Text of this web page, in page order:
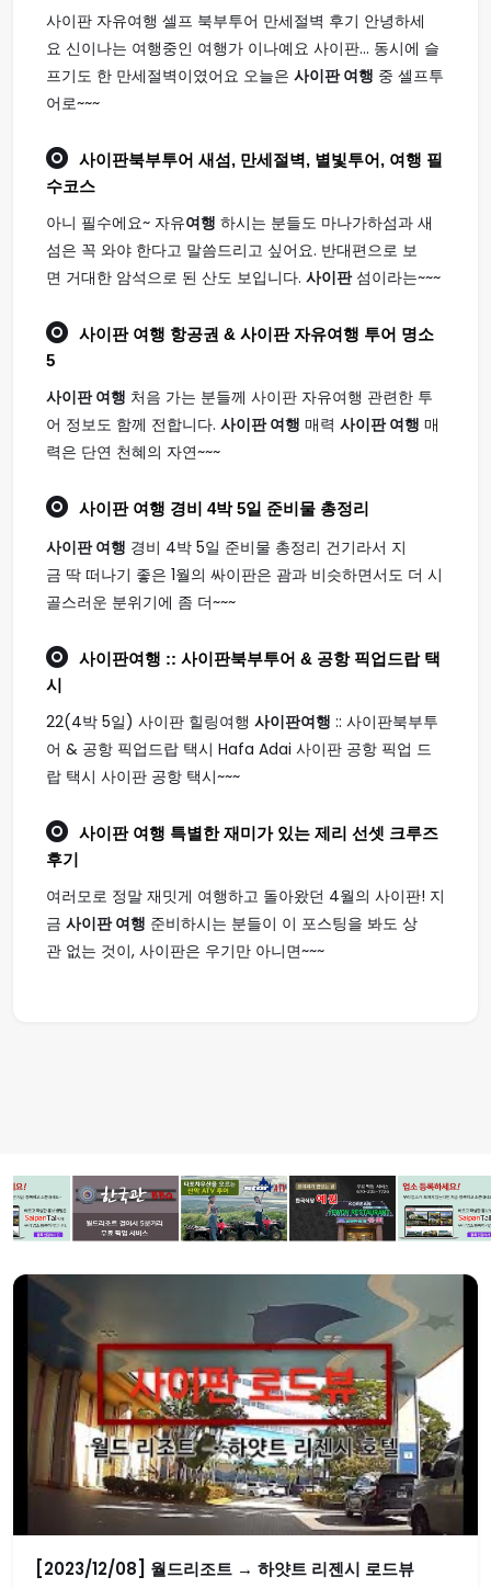
사이판 자유여행 셀프 북부투어 만세절벽 후기 안녕하세
요 신이나는 여행중인 여행가 이나예요 사이판... 동시에 슬
프기도 한 만세절벽이였어요 오늘은 사이판 여행 중 셀프투
어로~~~
사이판북부투어 새섬, 만세절벽, 별빛투어, 여행 필
수코스
아니 필수에요~ 자유여행 하시는 분들도 마나가하섬과 새
섬은 꼭 와야 한다고 말씀드리고 싶어요. 반대편으로 보
면 거대한 암석으로 된 산도 보입니다. 사이판섬이라는~~~
사이판 여행 항공권 & 사이판 자유여행 투어 명소
5
사이판 여행 처음 가는 분들께 사이판 자유여행 관련한 투
어 정보도 함께 전합니다. 사이판 여행 매력 사이판 여행 매
력은 단연 천혜의 자연~~~
사이판 여행 경비 4박 5일 준비물 총정리
사이판 여행 경비 4박 5일 준비물 총정리 건기라서 지
금 딱 떠나기 좋은 1월의 싸이판은 괌과 비슷하면서도 더 시
골스러운 분위기에 좀 더~~~
사이판여행 :: 사이판북부투어 & 공항 픽업드랍 택
시
22(4박 5일) 사이판 힐링여행 사이판여행 :: 사이판북부투
어 & 공항 픽업드랍 택시 Hafa Adai 사이판 공항 픽업 드
랍 택시 사이판 공항 택시~~~
사이판 여행 특별한 재미가 있는 제리 선셋 크루즈
후기
여러모로 정말 재밋게 여행하고 돌아왔던 4월의 사이판! 지
금 사이판 여행 준비하시는 분들이 이 포스팅을 봐도 상
관 없는 것이, 사이판은 우기만 아니면~~~
[2023/12/08] 월드리조트 → 하얏트 리젠시 로드뷰